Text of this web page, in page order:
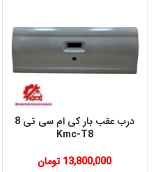
درب عقب بار کی ام سی تی 8
Kmc-T8
13,800,000 تومان